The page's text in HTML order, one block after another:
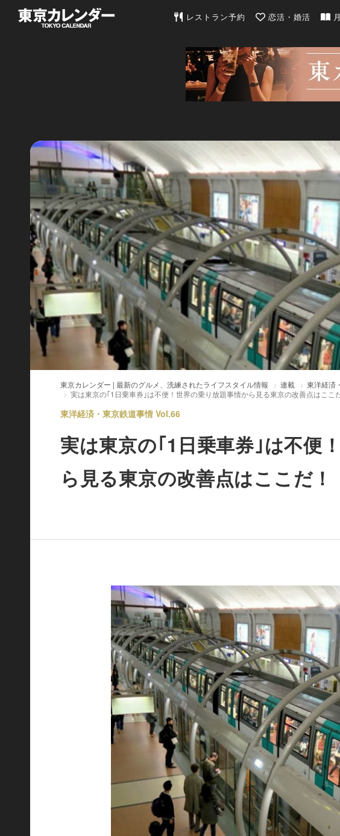
東京カレンダー | 最新のグルメ、洗練さ
レストラン予約 恋活・婚活
東京カレンダー | 最新のグルメ、洗練されたライフスタイル情報 連載
東洋経済
実は東京の｢1日乗車券｣は不便！世界の乗り放題事情から見る東京の改善点はここ
東洋経済・東京鉄道事情 Vol.66
実は東京の｢1日乗車券｣は不便
ら見る東京の改善点はここだ！